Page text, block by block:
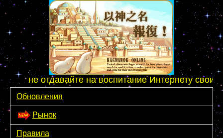
не отдавайте на воспитание Интернету своих
Обновления
Рынок
Правила